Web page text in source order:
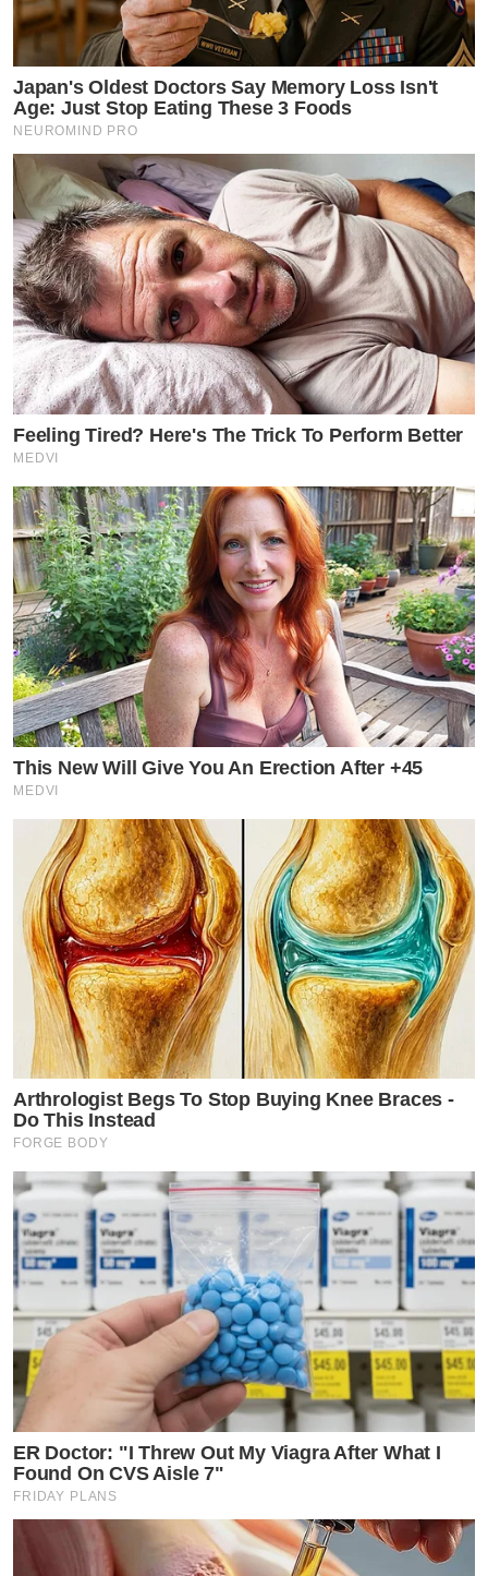
Japan's Oldest Doctors Say Memory Loss Isn't
Age: Just Stop Eating These 3 Foods
NEUROMIND PRO
Feeling Tired? Here's The Trick To Perform Better
MEDVI
This New Will Give You An Erection After +45
MEDVI
Arthrologist Begs To Stop Buying Knee Braces -
Do This Instead
FORGE BODY
ER Doctor: "I Threw Out My Viagra After What I
Found On CVS Aisle 7"
FRIDAY PLANS